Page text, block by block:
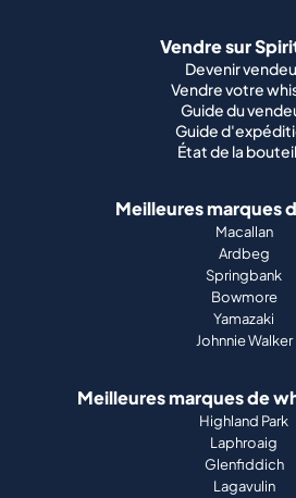
Vendre sur
Devenir
Vendre votre
Guide du
Guide
État de la
Meilleures marques
Macallan
Ardbeg
Springbank
Bowmore
Yamazaki
Johnnie Walker
Meilleures marques de
Highland Park
Laphroaig
Glenfiddich
Lagavulin